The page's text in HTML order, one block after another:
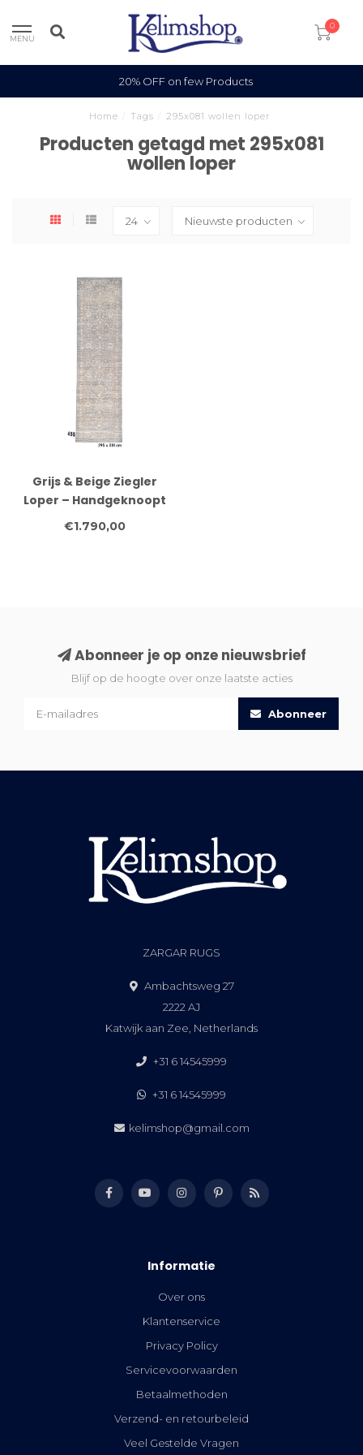
MENU
0
20% OFF on few Products
Home Tags 295x081 wollen loper
Producten getagd met 295x081
wollen loper
Grijs & Beige Ziegler
Loper – Handgeknoopt
– 295 x 081 cm – Wol
€1.790,00
Abonneer je op onze nieuwsbrief
Blijf op de hoogte over onze laatste acties
Abonneer
ZARGAR RUGS
Ambachtsweg 27
2222 AJ
Katwijk aan Zee, Netherlands
+31 6 14545999
+31 6 14545999
kelimshop@gmail.com
Informatie
Over ons
Klantenservice
Privacy Policy
Servicevoorwaarden
Betaalmethoden
Verzend- en retourbeleid
Veel Gestelde Vragen